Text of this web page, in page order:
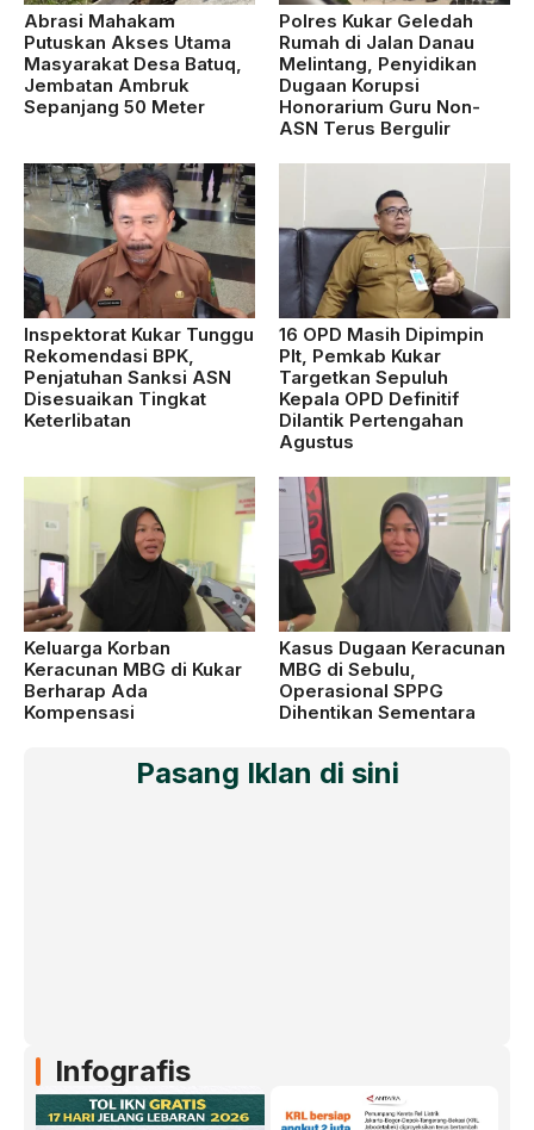
Abrasi Mahakam
Putuskan Akses Utama
Masyarakat Desa Batuq,
Jembatan Ambruk
Sepanjang 50 Meter
Polres Kukar Geledah
Rumah di Jalan Danau
Melintang, Penyidikan
Dugaan Korupsi
Honorarium Guru Non-
ASN Terus Bergulir
Inspektorat Kukar Tunggu
Rekomendasi BPK,
Penjatuhan Sanksi ASN
Disesuaikan Tingkat
Keterlibatan
16 OPD Masih Dipimpin
Plt, Pemkab Kukar
Targetkan Sepuluh
Kepala OPD Definitif
Dilantik Pertengahan
Agustus
Keluarga Korban
Keracunan MBG di Kukar
Berharap Ada
Kompensasi
Kasus Dugaan Keracunan
MBG di Sebulu,
Operasional SPPG
Dihentikan Sementara
Pasang Iklan di sini
Infografis